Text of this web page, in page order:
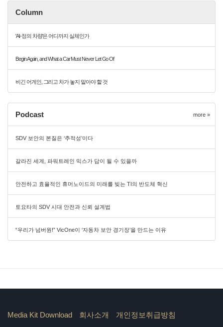
Column
'AI-정의 차량'은 어디까지 실체인가
Begin Again, and What a Car Must Never Let Go Of
비긴 어게인, 그리고 차가 놓지 말아야 할 것
Podcast more »
SDV 보안의 본질은 ‘추적성’이다
갈라진 세계, 파워트레인 믹스가 답이 될 수 있을까
안전하고 효율적인 휴머노이드의 미래를 빚는 TI의 반도체 혁신
토요타의 SDV 시대 안전과 신뢰 설계법
“우리가 넘버원!” VicOne이 ‘자동차 보안 경기장’을 만드는 이유
Media Kit Download 회사소개 개인정보취급방침